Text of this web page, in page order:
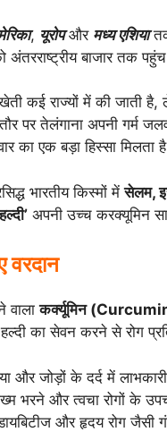
, यूरोप और मध्य एशिया
अंतरराष्ट्रीय बाजार तक
कई राज्यों में की जाती
पर तेलंगाना अपनी गर्म
का एक बड़ा हिस्सा मिलता
भारतीय किस्मों मेंसेलम,
अपनी उच्च करक्यूमिन
वालाकर्क्यूमिन (
का सेवन करने से रोग
और जोड़ों के दर्द में
भरने और त्वचा रोगों के
और हृदय रोग जैसी